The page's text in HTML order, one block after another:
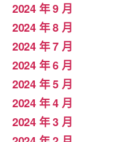
2024 年 9 月
2024 年 8 月
2024 年 7 月
2024 年 6 月
2024 年 5 月
2024 年 4 月
2024 年 3 月